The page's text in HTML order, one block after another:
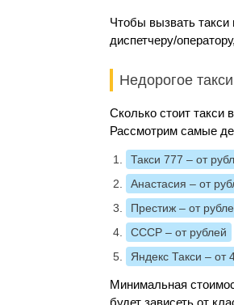
Чтобы вызвать такси
диспетчеру/
Недорогое
Сколько стоит такси
Рассмотрим самые
Такси 777 – от
Анастасия – от
Престиж – от
СССР – от рублей
Яндекс Такси – от
Минимальная